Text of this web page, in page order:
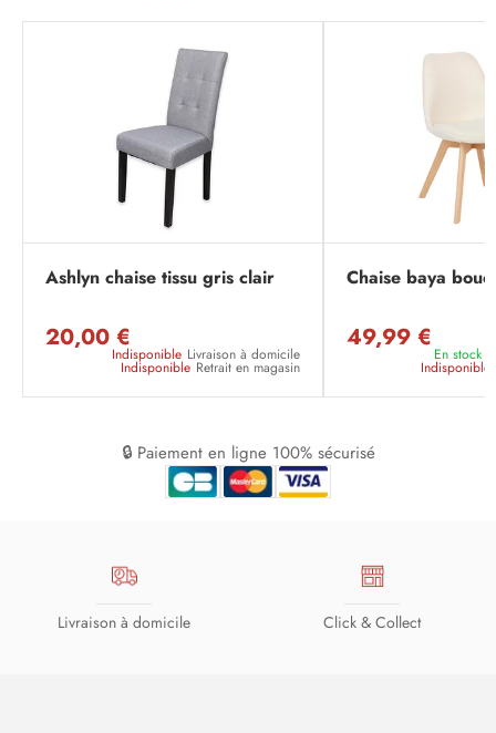
Ashlyn chaise tissu gris clair
20,00 €
Indisponible Livraison à domicile
Indisponible Retrait en magasin
Chaise baya
49,99 €
En stock
Indisponible
🔒 Paiement en ligne 100% sécurisé
Livraison à domicile Click & Collect